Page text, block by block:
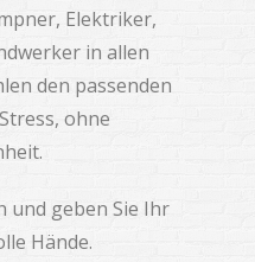
Elektriker,
in allen
den passenden
ohne
und geben Sie Ihr
Hände.